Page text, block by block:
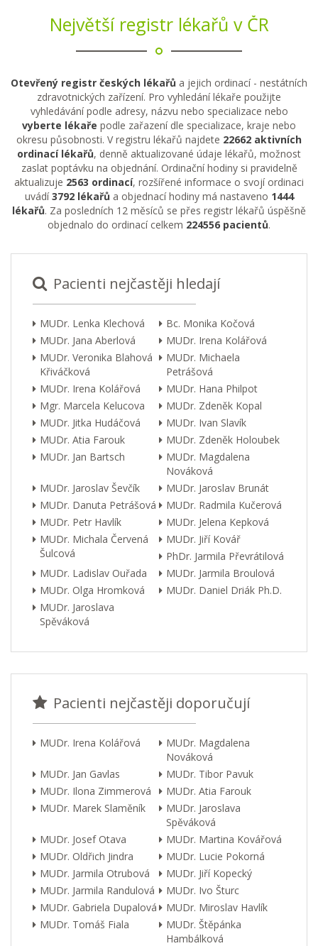
Největší registr lékařů v ČR
Otevřený registr českých lékařů a jejich ordinací - nestátních
zdravotnických zařízení. Pro vyhledání lékaře použijte
vyhledávání podle adresy, názvu nebo specializace nebo
vyberte lékaře podle zařazení dle specializace, kraje nebo
okresu působnosti. V registru lékařů najdete 22662 aktivních
ordinací lékařů, denně aktualizované údaje lékařů, možnost
zaslat poptávku na objednání. Ordinační hodiny si pravidelně
aktualizuje 2563 ordinací, rozšířené informace o svojí ordinaci
uvádí3792 lékařů a objednací hodiny má nastaveno 1444
lékařů. Za posledních 12 měsíců se přes registr lékařů úspěšně
objednalo do ordinací celkem 224556 pacientů.
Pacienti nejčastěji hledají
MUDr. Lenka Klechová
Bc. Monika Kočová
MUDr. Jana Aberlová
MUDr. Irena Kolářová
MUDr. Veronika Blahová
Křiváčková
MUDr. Michaela
Petrášová
MUDr. Irena Kolářová
MUDr. Hana Philpot
Mgr. Marcela Kelucova
MUDr. Zdeněk Kopal
MUDr. Jitka Hudáčová
MUDr. Ivan Slavík
MUDr. Atia Farouk
MUDr. Zdeněk Holoubek
MUDr. Jan Bartsch
MUDr. Magdalena
Nováková
MUDr. Jaroslav Ševčík
MUDr. Jaroslav Brunát
MUDr. Danuta Petrášová
MUDr. Radmila Kučerová
MUDr. Petr Havlík
MUDr. Jelena Kepková
MUDr. Michala Červená
Šulcová
MUDr. Jiří Kovář
PhDr. Jarmila Převrátilová
MUDr. Ladislav Ouřada
MUDr. Jarmila Broulová
MUDr. Olga Hromková
MUDr. Daniel Driák Ph.D.
MUDr. Jaroslava
Spěváková
Pacienti nejčastěji doporučují
MUDr. Irena Kolářová
MUDr. Magdalena
Nováková
MUDr. Jan Gavlas
MUDr. Tibor Pavuk
MUDr. Ilona Zimmerová
MUDr. Atia Farouk
MUDr. Marek Slaměník
MUDr. Jaroslava
Spěváková
MUDr. Josef Otava
MUDr. Martina Kovářová
MUDr. Oldřich Jindra
MUDr. Lucie Pokorná
MUDr. Jarmila Otrubová
MUDr. Jiří Kopecký
MUDr. Jarmila Randulová
MUDr. Ivo Šturc
MUDr. Gabriela Dupalová
MUDr. Miroslav Havlík
MUDr. Tomáš Fiala
MUDr. Štěpánka
Hambálková